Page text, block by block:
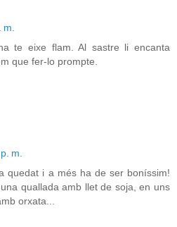
te eixe flam. Al sastre li encanta
que fer-lo prompte.
m.
quedat i a més ha de ser boníssim!
quallada amb llet de soja, en uns
orxata...